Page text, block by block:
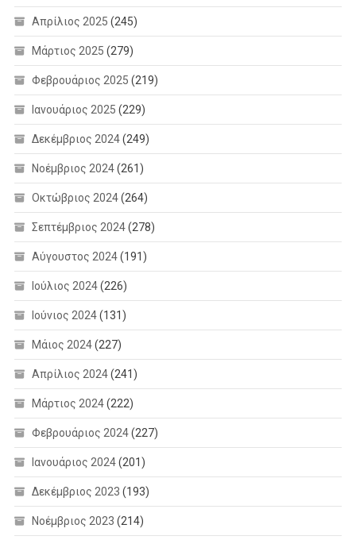
Απρίλιος 2025 (245)
Μάρτιος 2025 (279)
Φεβρουάριος 2025 (219)
Ιανουάριος 2025 (229)
Δεκέμβριος 2024(249)
Νοέμβριος 2024(261)
Οκτώβριος 2024(264)
Σεπτέμβριος 2024(278)
Αύγουστος 2024(191)
Ιούλιος 2024(226)
Ιούνιος 2024(131)
Μάιος 2024(227)
Απρίλιος 2024(241)
Μάρτιος 2024(222)
Φεβρουάριος 2024(227)
Ιανουάριος 2024(201)
Δεκέμβριος 2023 (193)
Νοέμβριος 2023 (214)